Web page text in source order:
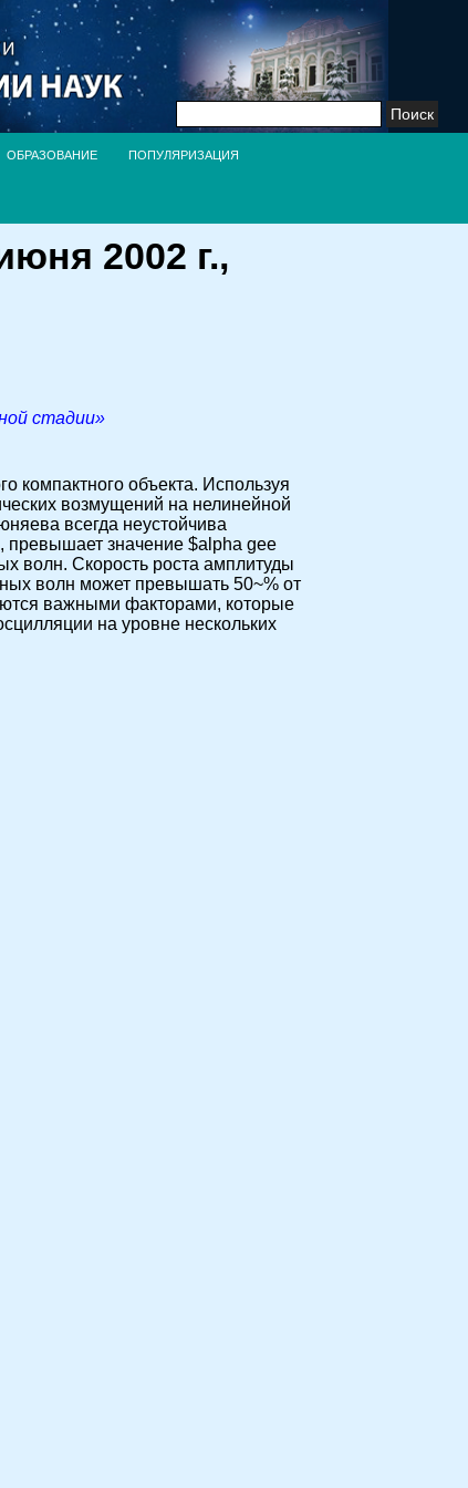
Найти:
ОБРАЗОВАНИЕ ПОПУЛЯРИЗАЦИЯ
2002 г.,
стадии»
компактного объекта. Используя
возмущений на нелинейной
всегда неустойчива
превышает значение $alpha gee
волн. Скорость роста амплитуды
волн может превышать 50~% от
важными факторами, которые
на уровне нескольких